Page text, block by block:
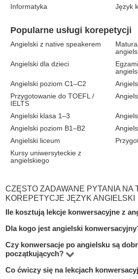
Informatyka
Język
Popularne usługi korepetycji
Angielski z native speakerem
Angielski dla dzieci
Angielski poziom C1–C2
Przygotowanie do TOEFL /
IELTS
Angielski klasa 1–3
Angielski poziom B1–B2
Angielski liceum
Kursy uniwersyteckie z
angielskiego
CZĘSTO ZADAWANE PYTANIA NA
KOREPETYCJE JĘZYK ANGIELSKI
Ile kosztują lekcje konwersacyjne z
Ceny zaczynają się zwykle od 60
Dla kogo jest angielski
Dla osób, które chcą mówić
reagować w rozmowie i przestać
w głowie. To dobry wybór, gdy
Czy konwersacje po angielsku są
początkujących?
Tak, jeśli rozmowy są proste i
Co ćwiczy się na lekcjach